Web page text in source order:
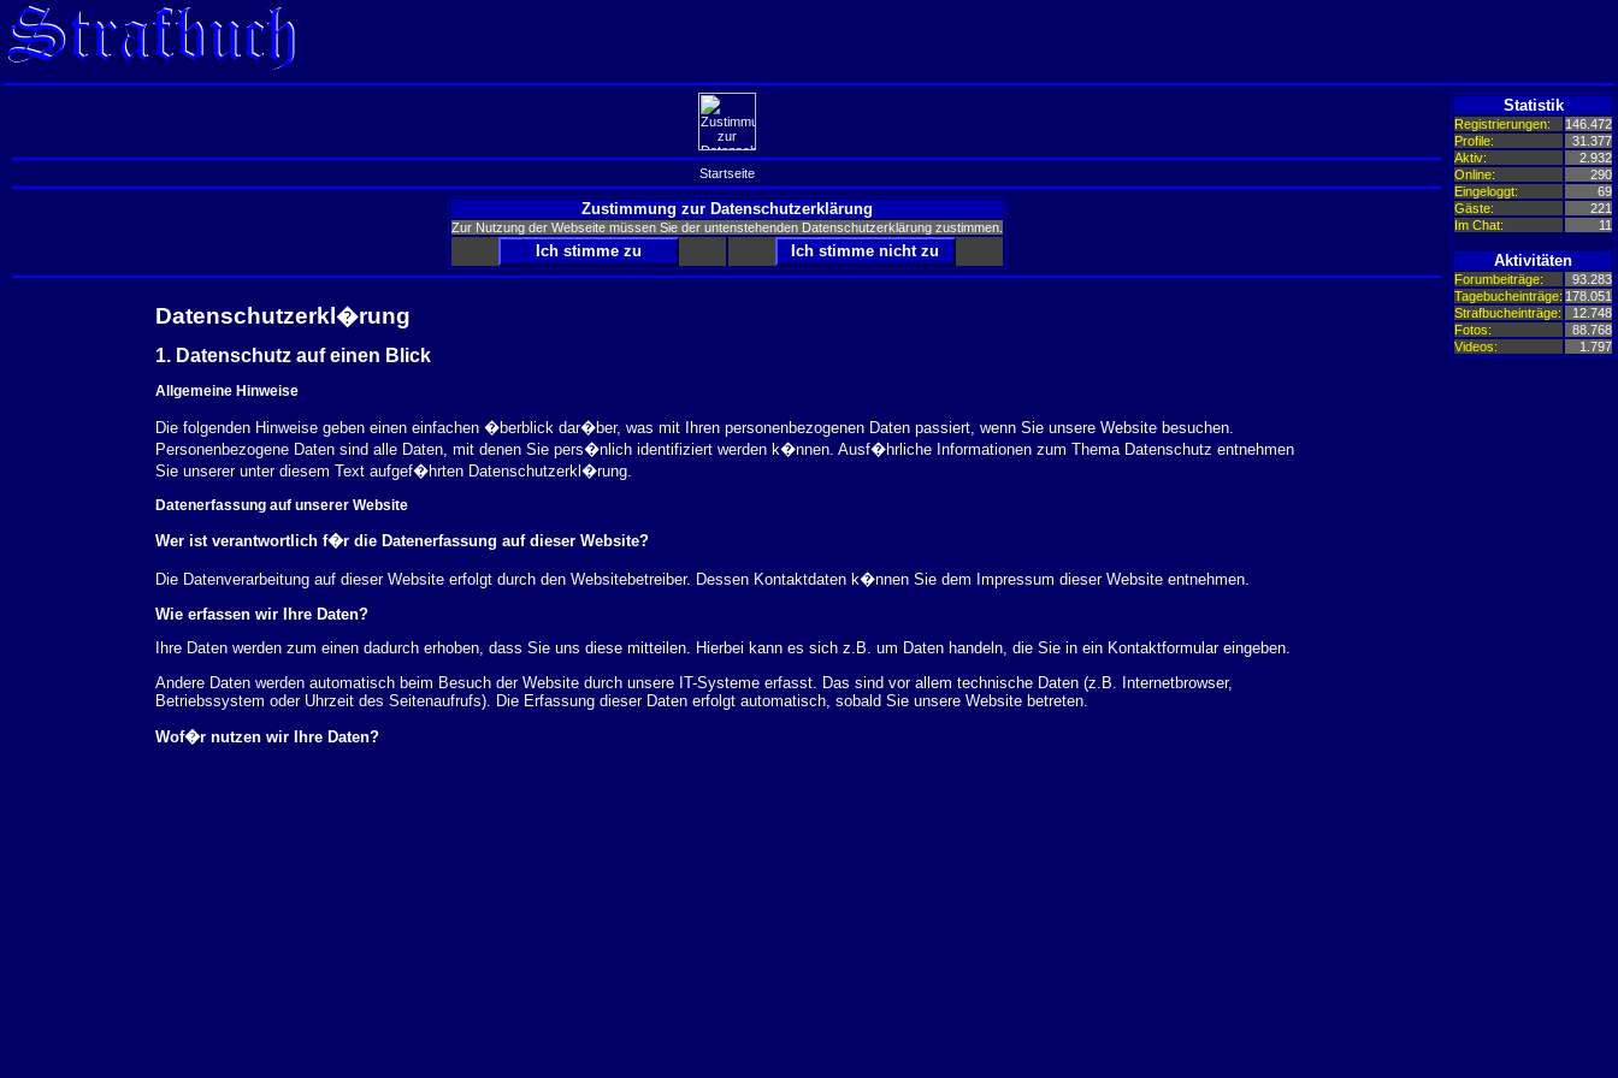
Startseite
Zustimmung zur Datenschutzerklärung
Zur Nutzung der Webseite müssen Sie der untenstehenden Datenschutzerklärung zustimmen.
Datenschutzerkl�rung
1. Datenschutz auf einen Blick
Allgemeine Hinweise
Die folgenden Hinweise geben einen einfachen �berblick dar�ber, was mit Ihren personenbezogenen Daten passiert, wenn Sie unsere Website besuchen.
Personenbezogene Daten sind alle Daten, mit denen Sie pers�nlich identifiziert werden k�nnen. Ausf�hrliche Informationen zum Thema Datenschutz entnehmen
Sie unserer unter diesem Text aufgef�hrten Datenschutzerkl�rung.
Datenerfassung auf unserer Website
Wer ist verantwortlich f�r die Datenerfassung auf dieser Website?
Die Datenverarbeitung auf dieser Website erfolgt durch den Websitebetreiber. Dessen Kontaktdaten k�nnen Sie dem Impressum dieser Website entnehmen.
Wie erfassen wir Ihre Daten?
Ihre Daten werden zum einen dadurch erhoben, dass Sie uns diese mitteilen. Hierbei kann es sich z.B. um Daten handeln, die Sie in ein Kontaktformular eingeben.
Andere Daten werden automatisch beim Besuch der Website durch unsere IT-Systeme erfasst. Das sind vor allem technische Daten (z.B. Internetbrowser,
Betriebssystem oder Uhrzeit des Seitenaufrufs). Die Erfassung dieser Daten erfolgt automatisch, sobald Sie unsere Website betreten.
Wof�r nutzen wir Ihre Daten?
Statistik
Registrierungen:
146.472
Profile:
31.377
Aktiv:
2.932
Online:
290
Eingeloggt:
69
Gäste:
221
Im Chat:
11
Aktivitäten
Forumbeiträge:
93.283
Tagebucheinträge: 178.051
Strafbucheinträge:
12.748
Fotos:
88.768
Videos:
1.797